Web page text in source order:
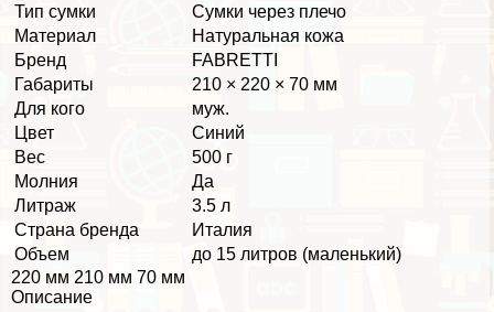
Тип сумки
Сумки через плечо
Материал
Натуральная кожа
Бренд
FABRETTI
Габариты
210 × 220 × 70 мм
Для кого
муж.
Цвет
Синий
Вес
500 г
Молния
Да
Литраж
3.5 л
Страна бренда
Италия
Объем
до 15 литров (маленький)
220 мм 210 мм 70 мм
Описание